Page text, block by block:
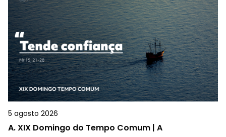
5 agosto 2026
A.XIX Domingo do Tempo Comum | A